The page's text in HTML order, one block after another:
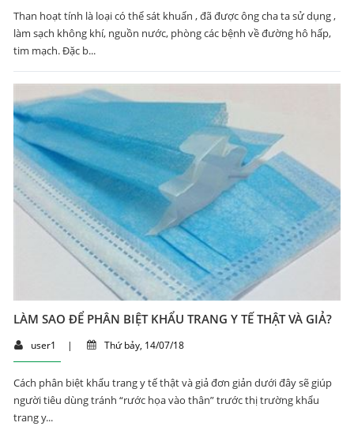
Than hoạt tính là loại có thể sát khuẩn , đã được ông cha ta sử dụng ,
làm sạch không khí, nguồn nước, phòng các bệnh về đường hô hấp,
tim mạch. Đặc b...
LÀM SAO ĐỂ PHÂN BIỆT KHẨU TRANG Y TẾ THẬT VÀ GIẢ?
user1 | Thứ bảy, 14/07/18
Cách phân biệt khẩu trang y tế thật và giả đơn giản dưới đây sẽ giúp
người tiêu dùng tránh “rước họa vào thân” trước thị trường khẩu
trang y...